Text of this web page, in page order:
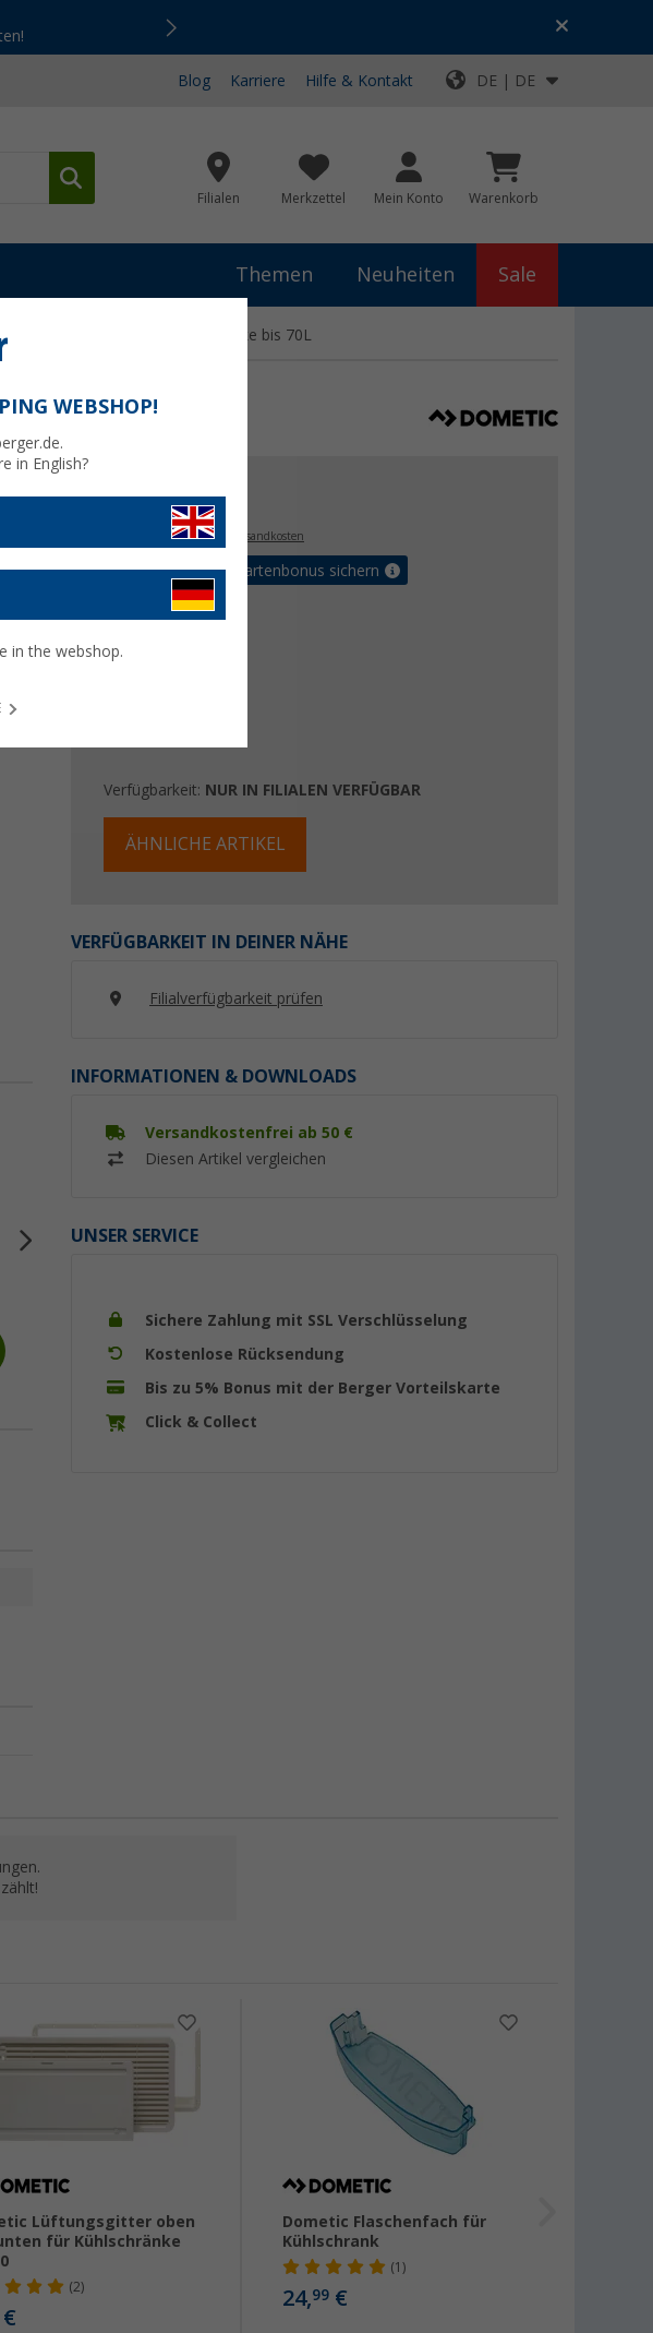
Top-Deals für dein Abenteuer!
Blog Karriere Hilfe & Kontakt DE | DE
Filialen Merkzettel Mein Konto Warenkorb
Themen Neuheiten Sale
passend zu Kühlschränke bis 70L
16, €
Preise inkl. MwSt.,zzgl. Versandkosten
Bis zu 5% Vorteilskartenbonus sichern
Verfügbarkeit: NUR IN FILIALEN VERFÜGBAR
ÄHNLICHE ARTIKEL
VERFÜGBARKEIT IN DEINER NÄHE
Filialverfügbarkeit prüfen
INFORMATIONEN & DOWNLOADS
Versandkostenfrei ab 50 €
Diesen Artikel vergleichen
UNSER SERVICE
Sichere Zahlung mit SSL Verschlüsselung
Kostenlose Rücksendung
Bis zu 5% Bonus mit der Berger Vorteilskarte
Click & Collect
(10) (1)
24,99€
Lüftungsgitter oben
für Kühlschränke
(2)
Dometic Flaschenfach für
Kühlschrank
(1)
24,99€
WEBSHOP!
in English?
in the webshop.